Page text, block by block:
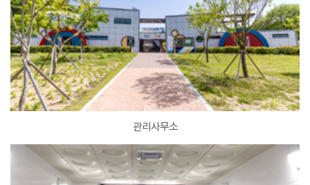
관리사무소